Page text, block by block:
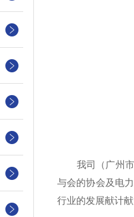
我司（广州
与会的协会及电
行业的发展献计